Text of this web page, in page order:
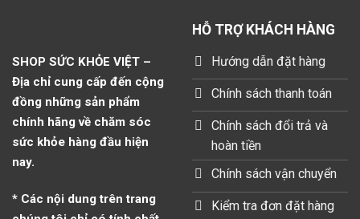
SHOP SỨC KHỎE VIỆT –
Địa chỉ cung cấp đến cộng
đồng những sản phẩm
chính hãng về chăm sóc
sức khỏe hàng đầu hiện
nay.
* Các nội dung trên trang
HỖ TRỢ KHÁCH HÀNG
Hướng dẫn đặt hàng
Chính sách thanh toán
Chính sách đổi trả và
hoàn tiền
Chính sách vận chuyển
Kiểm tra đơn đặt hàng